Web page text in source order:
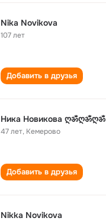
Nika Novikova
107 лет
Добавить в друзья
Ника Новикова ღॐღॐღॐ
47 лет, Кемерово
Добавить в друзья
Nikka Novikova